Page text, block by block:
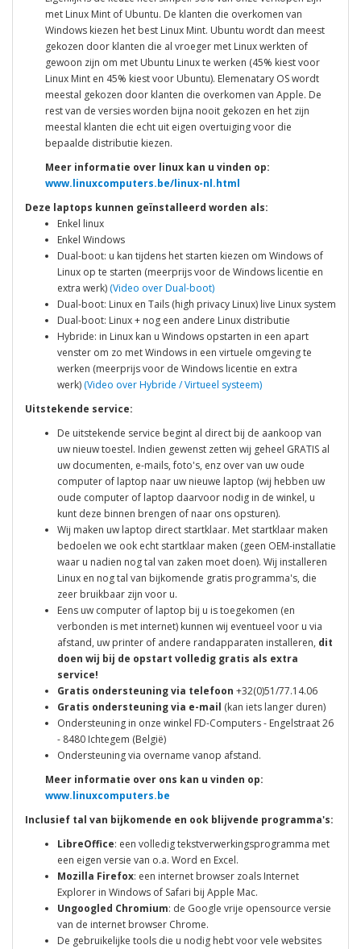
met Linux Mint of Ubuntu. De klanten die overkomen van
Windows kiezen het best Linux Mint. Ubuntu wordt dan meest
gekozen door klanten die al vroeger met Linux werkten of
gewoon zijn om met Ubuntu Linux te werken (45% kiest voor
Linux Mint en 45% kiest voor Ubuntu). Elemenatary OS wordt
meestal gekozen door klanten die overkomen van Apple. De
rest van de versies worden bijna nooit gekozen en het zijn
meestal klanten die echt uit eigen overtuiging voor die
bepaalde distributie kiezen.
Meer informatie over linux kan u vinden op:
www.linuxcomputers.be/linux-nl.html
Deze laptops kunnen geïnstalleerd worden als:
Enkel linux
Enkel Windows
Dual-boot: u kan tijdens het starten kiezen om Windows of
Linux op te starten (meerprijs voor de Windows licentie en
extra werk) (Video over Dual-boot)
Dual-boot: Linux en Tails (high privacy Linux) live Linux system
Dual-boot: Linux + nog een andere Linux distributie
Hybride: in Linux kan u Windows opstarten in een apart
venster om zo met Windows in een virtuele omgeving te
werken (meerprijs voor de Windows licentie en extra
werk) (Video over Hybride / Virtueel systeem)
Uitstekende service:
De uitstekende service begint al direct bij de aankoop van
uw nieuw toestel. Indien gewenst zetten wij geheel GRATIS al
uw documenten, e-mails, foto's, enz over van uw oude
computer of laptop naar uw nieuwe laptop (wij hebben uw
oude computer of laptop daarvoor nodig in de winkel, u
kunt deze binnen brengen of naar ons opsturen).
Wij maken uw laptop direct startklaar. Met startklaar maken
bedoelen we ook echt startklaar maken (geen OEM-installatie
waar u nadien nog tal van zaken moet doen). Wij installeren
Linux en nog tal van bijkomende gratis programma's, die
zeer bruikbaar zijn voor u.
Eens uw computer of laptop bij u is toegekomen (en
verbonden is met internet) kunnen wij eventueel voor u via
afstand, uw printer of andere randapparaten installeren, dit
doen wij bij de opstart volledig gratis als extra
service!
Gratis ondersteuning via telefoon +32(0)51/77.14.06
Gratis ondersteuning via e-mail (kan iets langer duren)
Ondersteuning in onze winkel FD-Computers - Engelstraat 26
- 8480 Ichtegem (België)
Ondersteuning via overname vanop afstand.
Meer informatie over ons kan u vinden op:
www.linuxcomputers.be
Inclusief tal van bijkomende en ook blijvende programma's:
LibreOffice: een volledig tekstverwerkingsprogramma met
een eigen versie van o.a. Word en Excel.
Mozilla Firefox: een internet browser zoals Internet
Explorer in Windows of Safari bij Apple Mac.
Ungoogled Chromium: de Google vrije opensource versie
van de internet browser Chrome.
De gebruikelijke tools die u nodig hebt voor vele websites